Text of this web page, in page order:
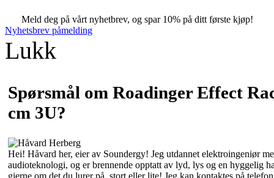
Meld deg på vårt nyhetbrev, og spar 10% på ditt første kjøp!
Nyhetsbrev påmelding
Lukk
Spørsmål om Roadinger Effect
cm 3U?
Hei! Håvard her, eier av Soundergy! Jeg utdannet elektroingeniør
audioteknologi, og er brennende opptatt av lyd, lys og en hyggelig
gjerne om det du lurer på, stort eller lite! Jeg kan kontaktes på